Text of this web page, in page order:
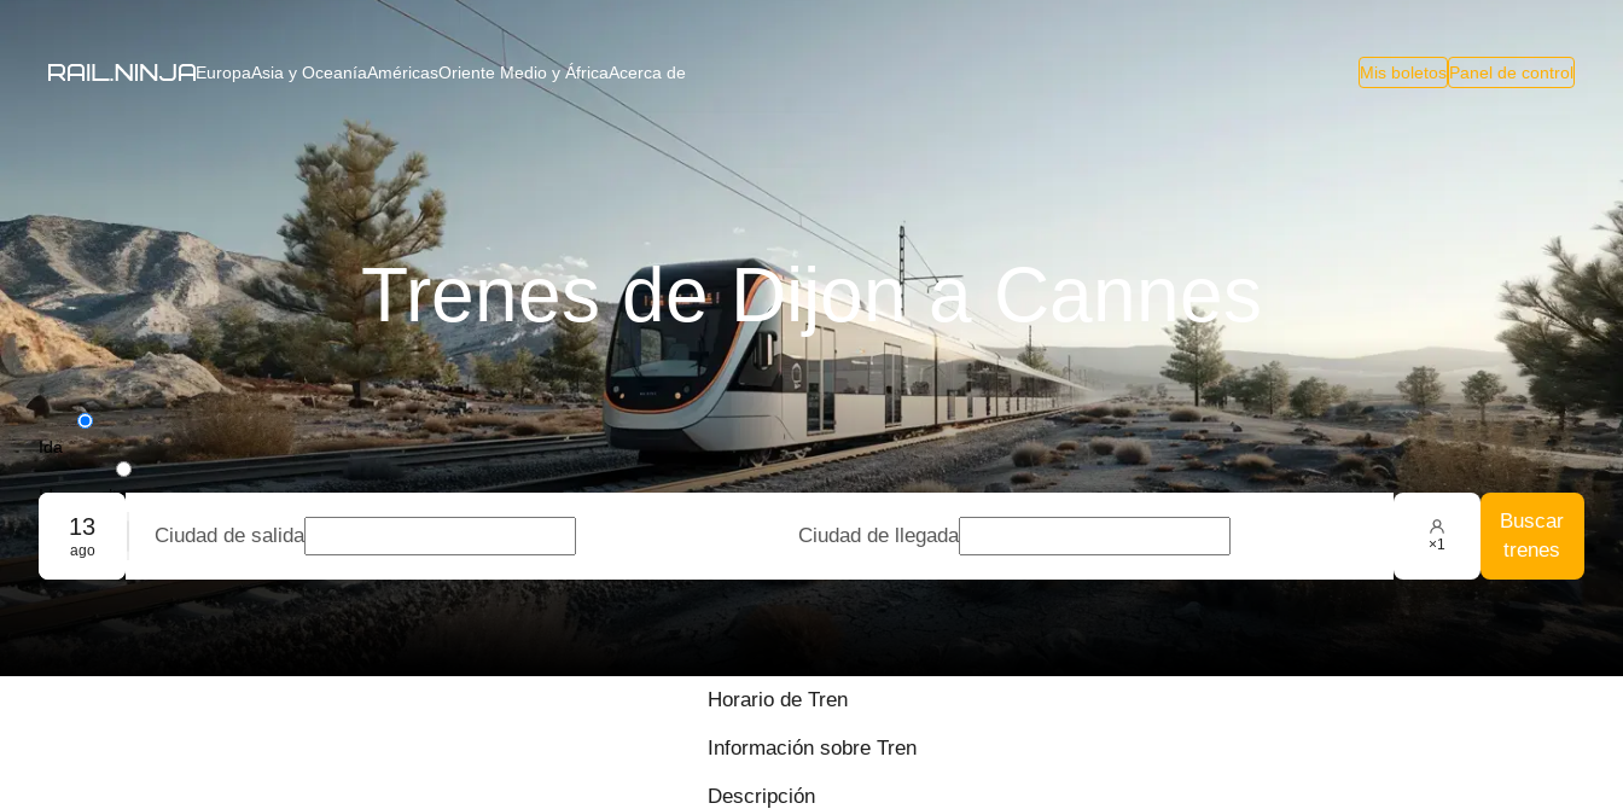
EuropaAsia y OceaníaAméricasOriente Medio y ÁfricaAcerca de Mis boletosPanel de control
Trenes de Dijon a Cannes
Ida
Ida y vuelta
Reserva grupal
13
ago
Ciudad de salida Ciudad de llegada ×1
Buscar
trenes
Horario de Tren
Información sobre Tren
Descripción